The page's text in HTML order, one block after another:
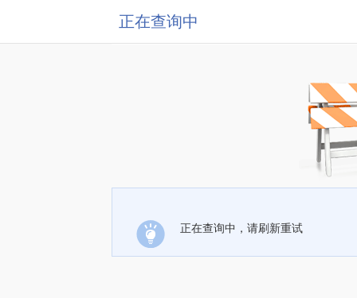
正在查询中
正在查询中，请刷新重试